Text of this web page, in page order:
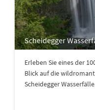
Scheidegger
Erleben Sie eines der
Blick auf die
Scheidegger